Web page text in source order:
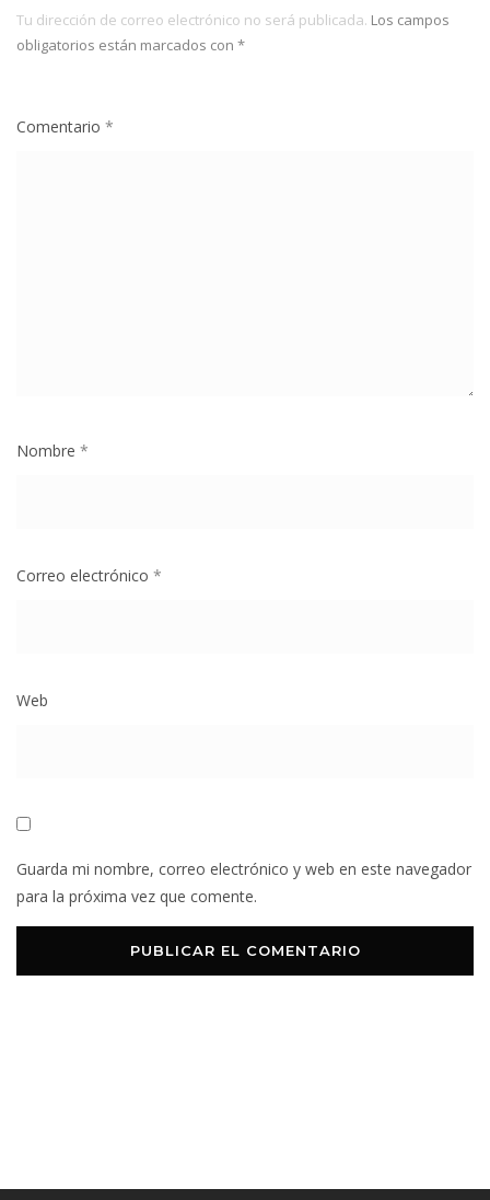
Tu dirección de correo electrónico no será publicada. Los campos
obligatorios están marcados con *
Comentario *
Nombre *
Correo electrónico *
Web
Guarda mi nombre, correo electrónico y web en este navegador
para la próxima vez que comente.